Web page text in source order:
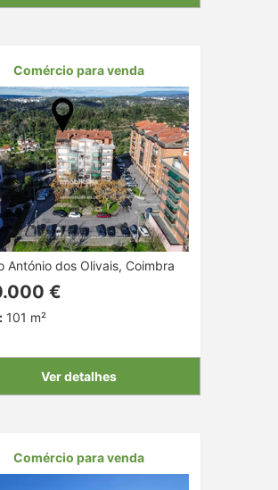
Comércio para venda
António dos Olivais, Coimbra
€
101 m²
Ver detalhes
Comércio para venda